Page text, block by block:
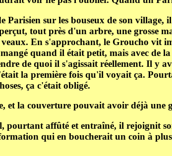
Parisien sur les bouseux de son
tout près d'un arbre, une grosse
En s'approchant, le Groucho vit
quand il était petit, mais avec de
de quoi il s'agissait réellement. Il y
la première fois qu'il voyait ça.
ça c'était obligé.
et la couverture pouvait avoir déjà une
pourtant affûté et entraîné, il rejoignit
qui en boucherait un coin à